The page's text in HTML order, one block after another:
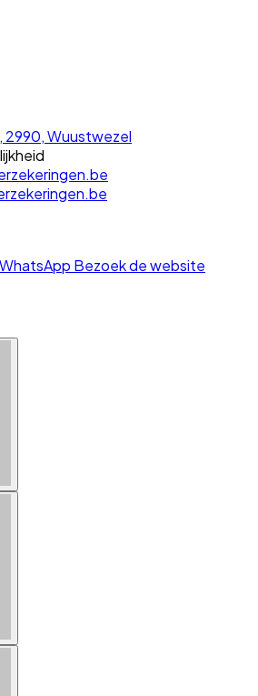
2990, Wuustwezel
WhatsApp Bezoek de website